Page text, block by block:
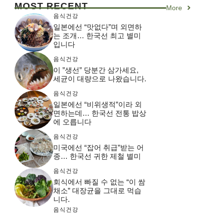
MOST RECENT More
음식건강
일본에선 “맛없다”며 외면하
는 조개… 한국선 최고 별미
입니다
음식건강
이 ”생선” 당분간 삼가세요,
세균이 대량으로 나왔습니다.
음식건강
일본에선 “비위생적”이라 외
면하는데… 한국선 전통 밥상
에 오릅니다
음식건강
미국에선 “잡어 취급”받는 어
종… 한국선 귀한 제철 별미
음식건강
회식에서 빠질 수 없는 “이 쌈
채소” 대장균을 그대로 먹습
니다.
음식건강